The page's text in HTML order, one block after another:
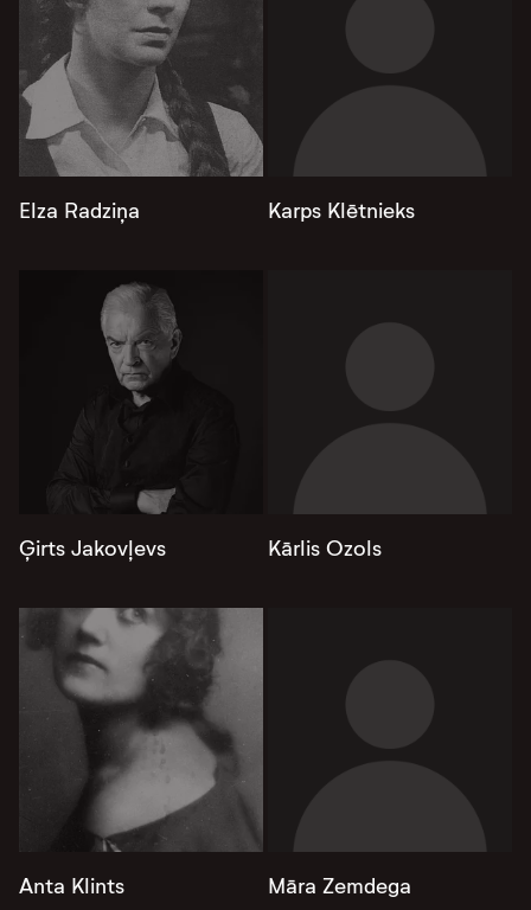
Elza Radziņa Karps Klētnieks
Ģirts Jakovļevs Kārlis Ozols
Anta Klints Māra Zemdega